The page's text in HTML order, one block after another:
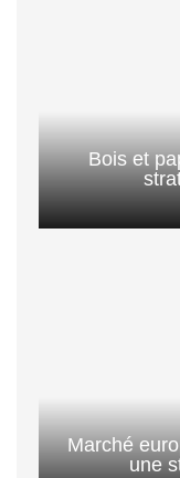
Bois et
Marché
une